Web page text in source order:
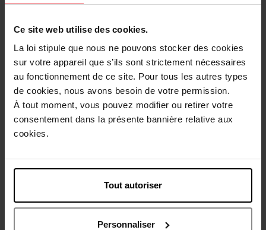
Ce site web utilise des cookies.
La loi stipule que nous ne pouvons stocker des cookies
sur votre appareil que s’ils sont strictement nécessaires
au fonctionnement de ce site. Pour tous les autres types
de cookies, nous avons besoin de votre permission.
À tout moment, vous pouvez modifier ou retirer votre
consentement dans la présente bannière relative aux
cookies.
Tout autoriser
Personnaliser
Description
Caractéristiques
Avis client Politique relative aux avis des clients
Vous aimerez peut-être